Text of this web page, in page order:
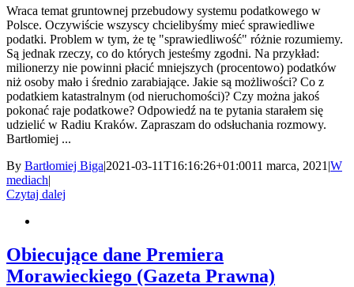
Wraca temat gruntownej przebudowy systemu podatkowego w
Polsce. Oczywiście wszyscy chcielibyśmy mieć sprawiedliwe
podatki. Problem w tym, że tę "sprawiedliwość" różnie rozumiemy.
Są jednak rzeczy, co do których jesteśmy zgodni. Na przykład:
milionerzy nie powinni płacić mniejszych (procentowo) podatków
niż osoby mało i średnio zarabiające. Jakie są możliwości? Co z
podatkiem katastralnym (od nieruchomości)? Czy można jakoś
pokonać raje podatkowe? Odpowiedź na te pytania starałem się
udzielić w Radiu Kraków. Zapraszam do odsłuchania rozmowy.
Bartłomiej ...
By Bartłomiej Biga|2021-03-11T16:16:26+01:0011 marca, 2021 |W
mediach|
Czytaj dalej
Obiecujące dane Premiera
Morawieckiego (Gazeta Prawna)